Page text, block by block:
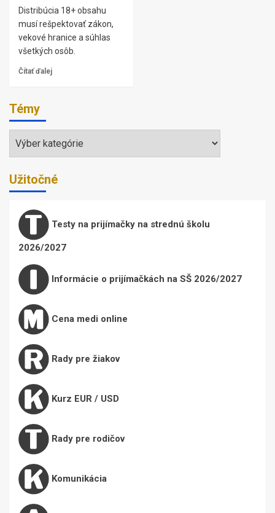
Distribúcia 18+ obsahu
musí rešpektovať zákon,
vekové hranice a súhlas
všetkých osôb.
Čítať ďalej
Témy
Témy
Užitočné
Testy na prijímačky na strednú školu
2026/2027
Informácie o prijímačkách na SŠ 2026/2027
Cena medi online
Rady pre žiakov
Kurz EUR / USD
Rady pre rodičov
Komunikácia